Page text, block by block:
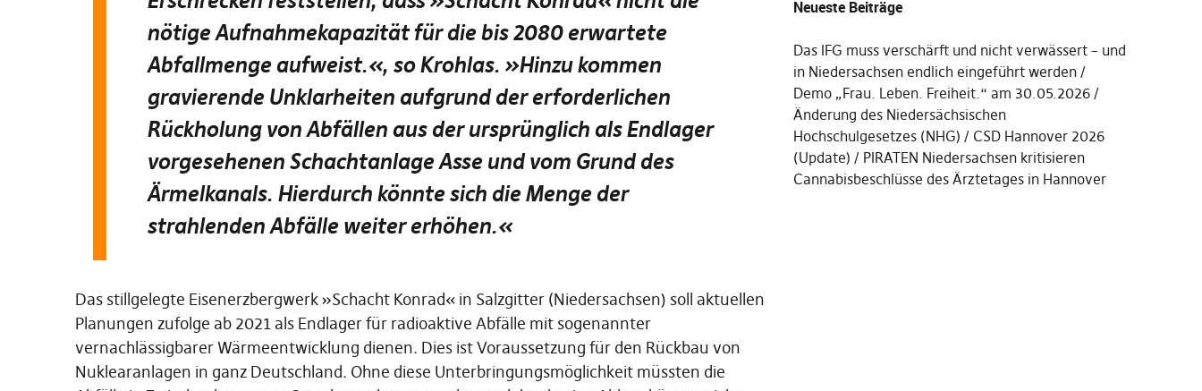
nötige Aufnahmekapazität für die bis 2080 erwartete
Abfallmenge aufweist.«, so Krohlas. »Hinzu kommen
gravierende Unklarheiten aufgrund der erforderlichen
Rückholung von Abfällen aus der ursprünglich als Endlager
vorgesehenen Schachtanlage Asse und vom Grund des
Ärmelkanals. Hierdurch könnte sich die Menge der
strahlenden Abfälle weiter erhöhen.«
Das stillgelegte Eisenerzbergwerk »Schacht Konrad« in Salzgitter (Niedersachsen) soll aktuellen
Planungen zufolge ab 2021 als Endlager für radioaktive Abfälle mit sogenannter
vernachlässigbarer Wärmeentwicklung dienen. Dies ist Voraussetzung für den Rückbau von
Nuklearanlagen in ganz Deutschland. Ohne diese Unterbringungsmöglichkeit müssten die
Neueste Beiträge
Das IFG muss verschärft und nicht verwässert – und
in Niedersachsen endlich eingeführt werden
Demo „Frau. Leben. Freiheit.“ am 30.05.2026
Änderung des Niedersächsischen
Hochschulgesetzes (NHG)
CSD Hannover 2026
(Update)
PIRATEN Niedersachsen kritisieren
Cannabisbeschlüsse des Ärztetages in Hannover